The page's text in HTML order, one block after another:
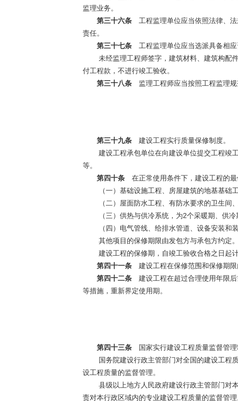
监理业务。
第三十六条工程监理单位应当依照法律、法
责任。
第三十七条工程监理单位应当选派具备相应
未经监理工程师签字，建筑材料、建筑构配
付工程款，不进行竣工验收。
第三十八条监理工程师应当按照工程监理规
第三十九条建设工程实行质量保修制度。
建设工程承包单位在向建设单位提交工程竣
等。
第四十条在正常使用条件下，建设工程的最
（一）基础设施工程、房屋建筑的地基基础
（二）屋面防水工程、有防水要求的卫生间
（三）供热与供冷系统，为2个采暖期、供冷
（四）电气管线、给排水管道、设备安装和
其他项目的保修期限由发包方与承包方约定。
建设工程的保修期，自竣工验收合格之日起计
第四十一条建设工程在保修范围和保修期限
第四十二条建设工程在超过合理使用年限后
等措施，重新界定使用期。
第四十三条国家实行建设工程质量监督管理
国务院建设行政主管部门对全国的建设工程
设工程质量的监督管理。
县级以上地方人民政府建设行政主管部门对
责对本行政区域内的专业建设工程质量的监督管理